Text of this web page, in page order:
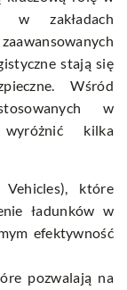
w zakładach
stają się
Wśród
w
kilka
które
ładunków w
efektywność
pozwalają na